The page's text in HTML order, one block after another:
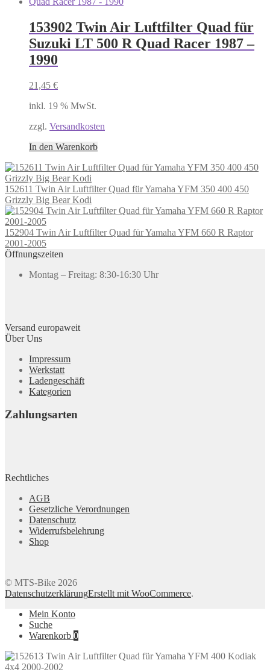
153902 Twin Air Luftfilter Quad für
Suzuki LT 500 R Quad Racer 1987 –
1990
21,45 €
inkl. 19 % MwSt.
zzgl. Versandkosten
In den Warenkorb
152611 Twin Air Luftfilter Quad für Yamaha YFM 350 400 450
Grizzly Big Bear Kodi
152904 Twin Air Luftfilter Quad für Yamaha YFM 660 R Raptor
2001-2005
Öffnungszeiten
Montag – Freitag: 8:30-16:30 Uhr
Versand europaweit
Über Uns
Impressum
Werkstatt
Ladengeschäft
Kategorien
Zahlungsarten
Rechtliches
AGB
Gesetzliche Verordnungen
Datenschutz
Widerrufsbelehrung
Shop
© MTS-Bike 2026
DatenschutzerklärungErstellt mit WooCommerce.
Mein Konto
Suche
Warenkorb 0